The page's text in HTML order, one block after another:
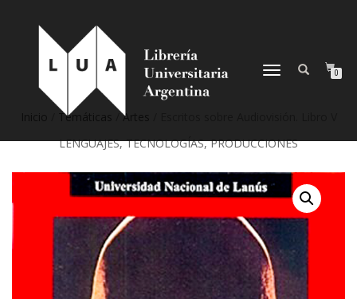
NAVEGACIÓN
0
Temáticas /Artes
LENGUAJES, TECNOLOGÍAS, PRODUCCIONES